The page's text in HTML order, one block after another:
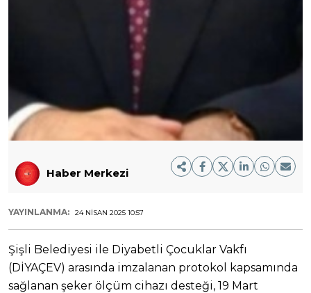
Haber Merkezi
YAYINLANMA: 24 NISAN 2025 10:57
Şişli Belediyesi ile Diyabetli Çocuklar Vakfı
(DİYAÇEV) arasında imzalanan protokol kapsamında
sağlanan şeker ölçüm cihazı desteği, 19 Mart